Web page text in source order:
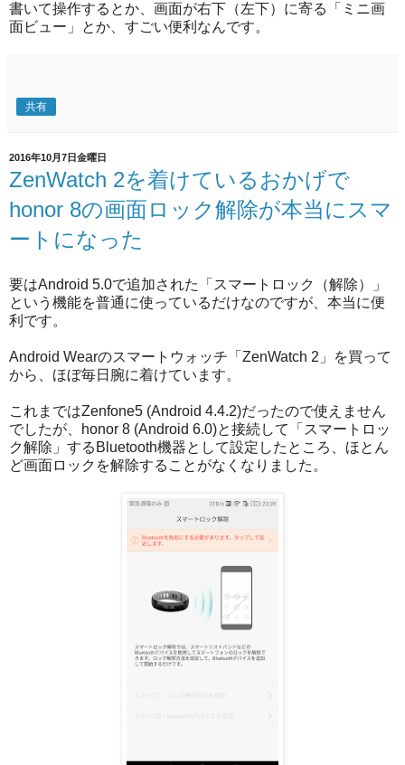
書いて操作するとか、画面が右下（左下）に寄る「ミニ画
面ビュー」とか、すごい便利なんです。
共有
2016年10月7日金曜日
ZenWatch 2を着けているおかげで
honor 8の画面ロック解除が本当にスマ
ートになった
要はAndroid 5.0で追加された「スマートロック（解除）」
という機能を普通に使っているだけなのですが、本当に便
利です。
Android Wearのスマートウォッチ「ZenWatch 2」を買って
から、ほぼ毎日腕に着けています。
これまではZenfone5 (Android 4.4.2)だったので使えません
でしたが、honor 8 (Android 6.0)と接続して「スマートロッ
ク解除」するBluetooth機器として設定したところ、ほとん
ど画面ロックを解除することがなくなりました。